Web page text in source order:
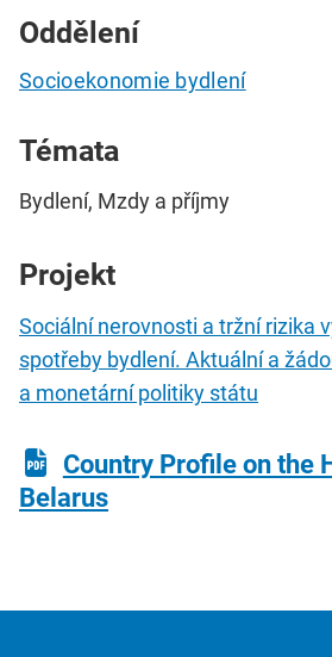
Oddělení
Socioekonomie bydlení
Témata
Bydlení, Mzdy a příjmy
Projekt
Sociální nerovnosti a tržní rizika
spotřeby bydlení. Aktuální a
a monetární politiky státu
Country Profile on the
Belarus